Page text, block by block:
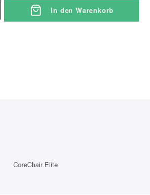
In den Warenkorb
CoreChair Elite